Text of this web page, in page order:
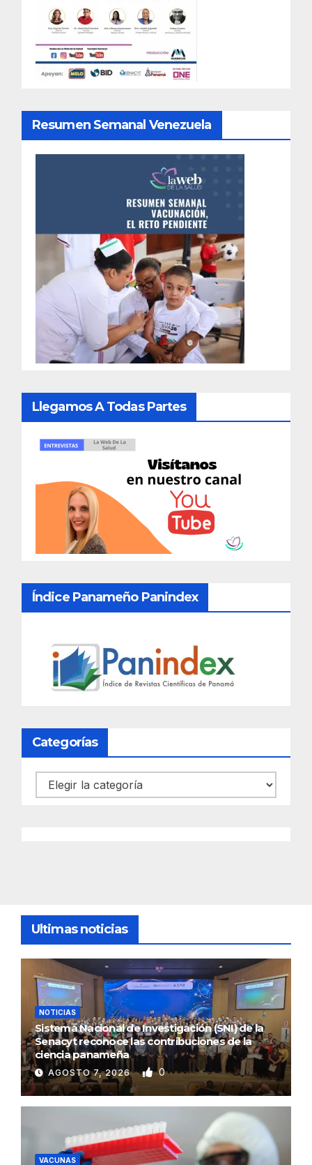
Resumen Semanal Venezuela
Llegamos A Todas Partes
Índice Panameño Panindex
Categorías
Categorías
Ultimas noticias
NOTICIAS
Sistema Nacional de Investigación (SNI) de la
Senacyt reconoce las contribuciones de la
ciencia panameña
AGOSTO 7, 2026 0
VACUNAS